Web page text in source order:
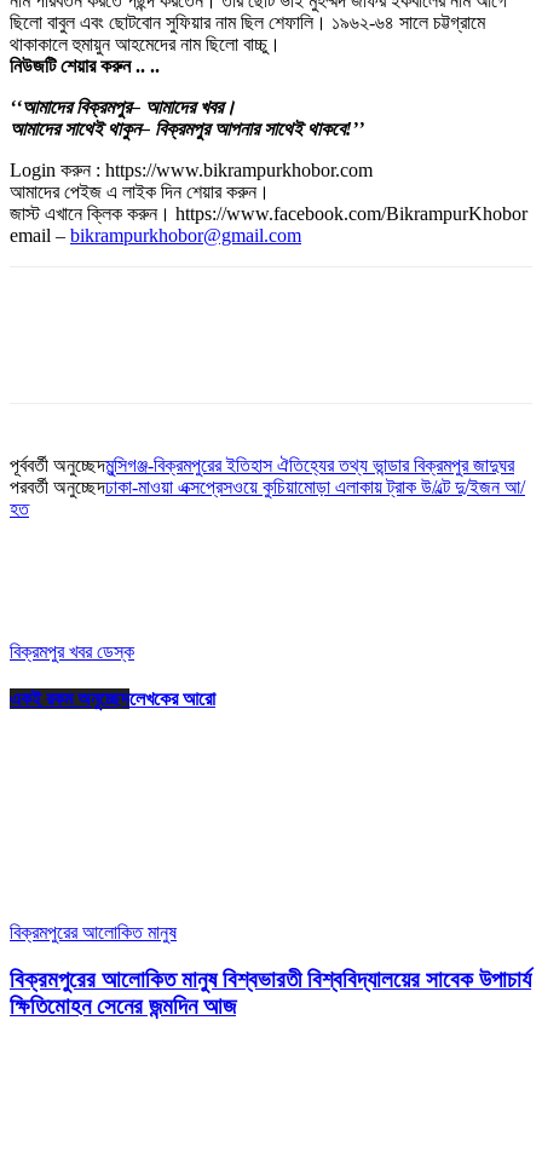
ছিলো বাবুল এবং ছোটবোন সুফিয়ার নাম ছিল শেফালি। ১৯৬২-৬৪ সালে চট্টগ্রামে
থাকাকালে হুমায়ুন আহমেদের নাম ছিলো বাচ্চু।
নিউজটি শেয়ার করুন.. ..
‘‘আমাদের বিক্রমপুর– আমাদের খবর।
আমাদের সাথেই থাকুন– বিক্রমপুর আপনার সাথেই থাকবে!’’
Login করুন : https://www.bikrampurkhobor.com
আমাদের পেইজ এ লাইক দিন শেয়ার করুন।
জাস্ট এখানে ক্লিক করুন। https://www.facebook.com/BikrampurKhobor
email – bikrampurkhobor@gmail.com
পূর্ববর্তী অনুচ্ছেদমুন্সিগঞ্জ-বিক্রমপুরের ইতিহাস ঐতিহ্যের তথ্য ভান্ডার বিক্রমপুর জাদুঘর
পরবর্তী অনুচ্ছেদঢাকা-মাওয়া এক্সপ্রেসওয়ে কুচিয়ামোড়া এলাকায় ট্রাক উ/ল্টে দু/ইজন আ/
হত
বিক্রমপুর খবর ডেস্ক
একই রকম অনুচ্ছেদলেখকের আরো
বিক্রমপুরের আলোকিত মানুষ
বিক্রমপুরের আলোকিত মানুষ বিশ্বভারতী বিশ্ববিদ্যালয়ের সাবেক উপাচার্য
ক্ষিতিমোহন সেনের জন্মদিন আজ